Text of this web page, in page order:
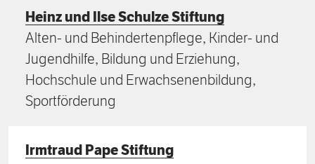
Heinz und Ilse Schulze Stiftung
Alten- und Behindertenpflege, Kinder- und
Jugendhilfe, Bildung und Erziehung,
Hochschule und Erwachsenenbildung,
Sportförderung
Irmtraud Pape Stiftung